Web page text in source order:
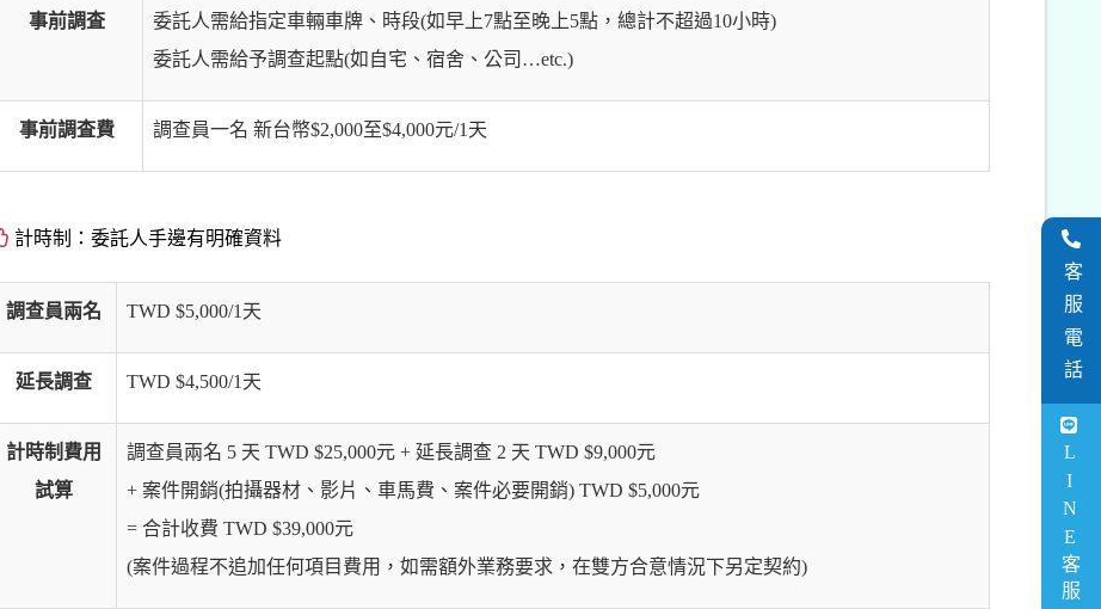
事前調査
委託人需給指定車輛車牌、時段(如早上7點至晚上5點，總計不超過10小時)
委託人需給予調查起點(如自宅、宿舍、公司…etc.)
事前調査費 調查員一名 新台幣$2,000至$4,000元/1天
計時制：委託人手邊有明確資料
調查員兩名 TWD $5,000/1天
延長調查 TWD $4,500/1天
計時制費用
試算
調查員兩名 5 天 TWD $25,000元 + 延長調查 2 天 TWD $9,000元
+ 案件開銷(拍攝器材、影片、車馬費、案件必要開銷) TWD $5,000元
= 合計收費 TWD $39,000元
(案件過程不追加任何項目費用，如需額外業務要求，在雙方合意情況下另定契約)
客服電話
LINE客服